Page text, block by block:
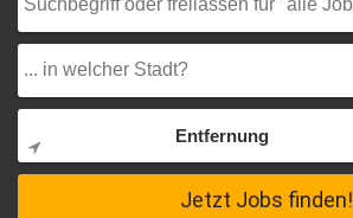
Entfernung
Jetzt Jobs finden!